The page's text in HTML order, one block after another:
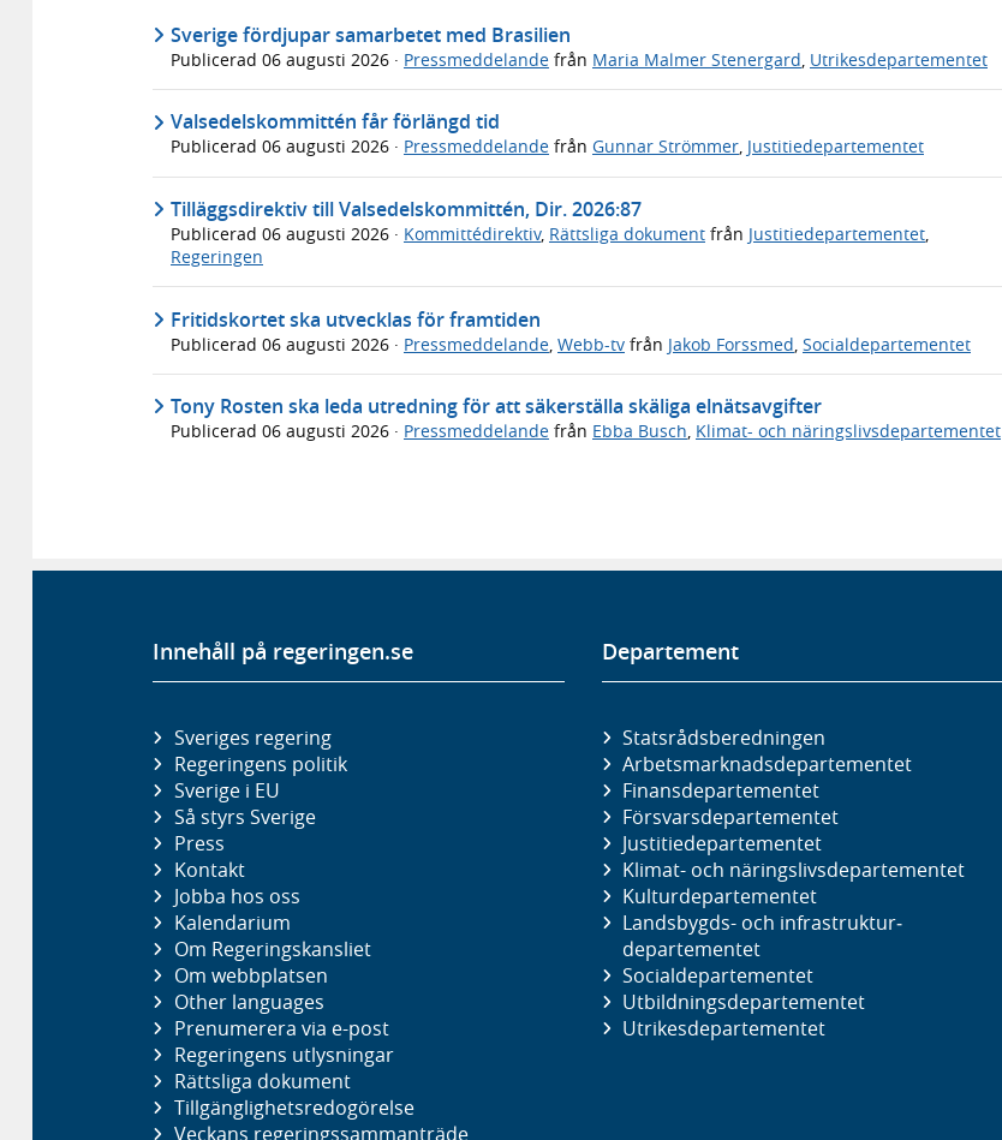
Sverige fördjupar samarbetet med Brasilien
Publicerad 06 augusti 2026 · Pressmeddelande från Maria Malmer Stenergard Utrikesdepartementet
Valsedelskommittén får förlängd tid
Publicerad 06 augusti 2026 · Pressmeddelande från Gunnar Strömmer, Justitiedepartementet
Tilläggsdirektiv till Valsedelskommittén, Dir. 2026:87
Publicerad 06 augusti 2026 · Kommittédirektiv, Rättsliga dokument från Justitiedepartementet,
Regeringen
Fritidskortet ska utvecklas för framtiden
Publicerad 06 augusti 2026 · Pressmeddelande Webb-tv från Jakob Forssmed Socialdepartementet
Tony Rosten ska leda utredning för att säkerställa skäliga elnätsavgifter
Publicerad 06 augusti 2026 · Pressmeddelande från Ebba Busch, Klimat- och näringslivsdepartementet
Innehåll på regeringen.se
Sveriges regering
Regeringens politik
Sverige i EU
Så styrs Sverige
Press
Kontakt
Jobba hos oss
Kalendarium
Om Regeringskansliet
Om webbplatsen
Other languages
Prenumerera via e-post
Regeringens utlysningar
Rättsliga dokument
Tillgänglighetsredogörelse
Veckans regeringssammanträde
Departement
Statsrådsberedningen
Arbetsmarknads­departementet
Finans­departementet
Försvars­departementet
Justitie­departementet
Klimat- och näringslivs­departementet
Kultur­departementet
Landsbygds- och infrastruktur­
departementet
Social­departementet
Utbildnings­departementet
Utrikes­departementet